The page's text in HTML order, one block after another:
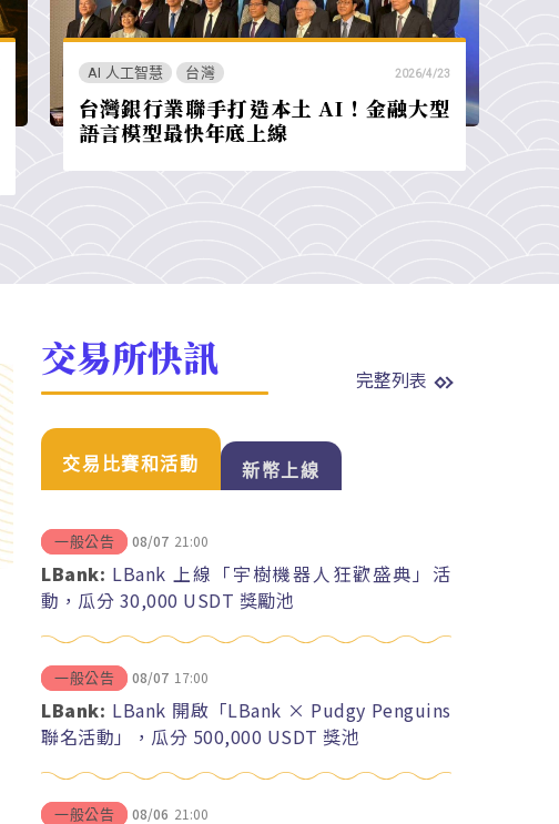
AI 人工智慧 台灣 2026/4/23
台灣銀行業聯手打造本土 AI！金融大型
語言模型最快年底上線
交易所快訊 完整列表
交易比賽和活動 新幣上線
一般公告 08/07 21:00
LBank: LBank 上線「宇樹機器人狂歡盛典」活
動，瓜分 30,000 USDT 獎勵池
一般公告 08/07 17:00
LBank: LBank 開啟「LBank × Pudgy Penguins
聯名活動」，瓜分 500,000 USDT 獎池
一般公告 08/06 21:00